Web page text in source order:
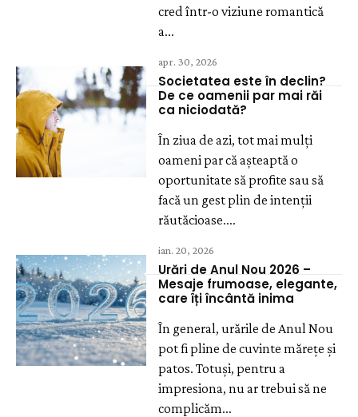
cred într-o viziune romantică
a...
apr. 30, 2026
Societatea este în declin?
De ce oamenii par mai răi
ca niciodată?
În ziua de azi, tot mai mulți
oameni par că așteaptă o
oportunitate să profite sau să
facă un gest plin de intenții
răutăcioase....
ian. 20, 2026
Urări de Anul Nou 2026 –
Mesaje frumoase, elegante,
care îți încântă inima
În general, urările de Anul Nou
pot fi pline de cuvinte mărețe și
patos. Totuși, pentru a
impresiona, nu ar trebui să ne
complicăm...